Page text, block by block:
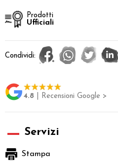
Prodotti
Ufficiali
Condividi:
4.8 | Recensioni Google >
Servizi
Stampa